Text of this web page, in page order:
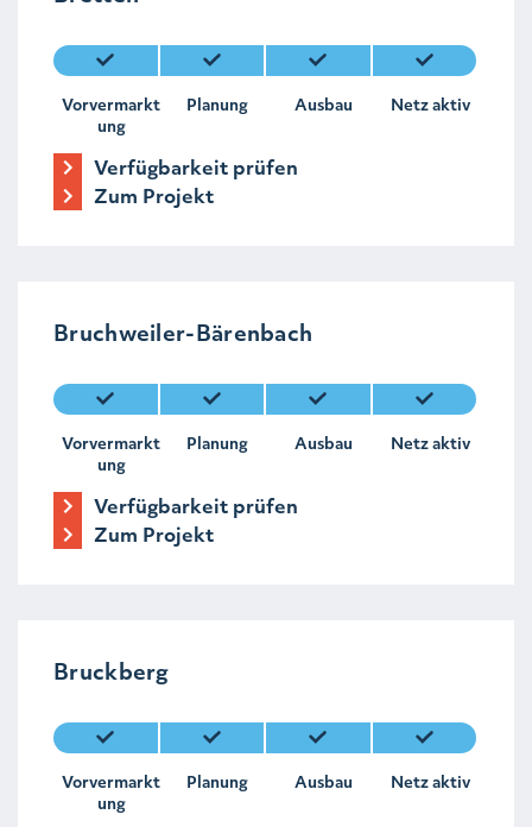
Vorvermarkt
ung
Planung Ausbau Netz aktiv
Verfügbarkeit prüfen
Zum Projekt
Bruchweiler-Bärenbach
Vorvermarkt
ung
Planung Ausbau Netz aktiv
Verfügbarkeit prüfen
Zum Projekt
Bruckberg
Vorvermarkt
ung
Planung Ausbau Netz aktiv